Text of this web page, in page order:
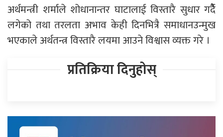
अर्थमन्त्री शर्माले शोधानान्तर घाटालाई विस्तारै सुधार गर्दैै
लगेको तथा तरलता अभाव केही दिनभित्रै समाधानउन्मुख
भएकाले अर्थतन्त्र विस्तारै लयमा आउने विश्वास व्यक्त गरे ।
प्रतिक्रिया दिनुहोस्